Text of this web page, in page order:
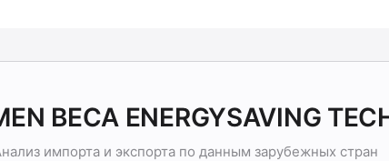
BECA ENERGYSAVING
импорта и экспорта по данным зарубежных стран